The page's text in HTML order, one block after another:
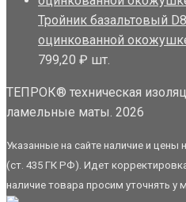
Тройник базальтовый
оцинкованной
799,20 ₽ шт.
ТЕПРОК® техническая
ламельные маты. 2026
Указанные на сайте наличие и
(ст. 435 ГК РФ). Идет
наличие товара просим уточнять у